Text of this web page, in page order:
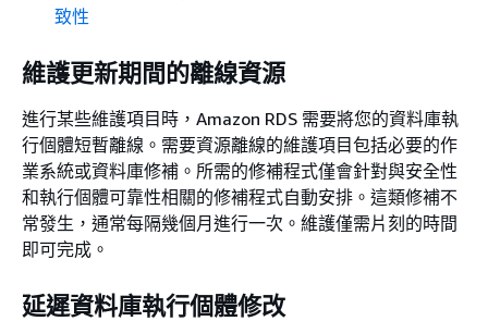
致性
維護更新期間的離線資源
進行某些維護項目時，Amazon RDS 需要將您的資料庫執
行個體短暫離線。需要資源離線的維護項目包括必要的作
業系統或資料庫修補。所需的修補程式僅會針對與安全性
和執行個體可靠性相關的修補程式自動安排。這類修補不
常發生，通常每隔幾個月進行一次。維護僅需片刻的時間
即可完成。
延遲資料庫執行個體修改